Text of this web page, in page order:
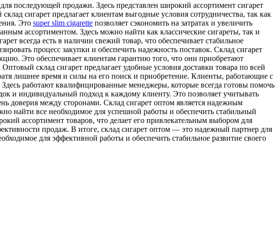
последующей продажи. Здесь представлен широкий ассортимент сигарет
сигарет предлагает клиентам выгодные условия сотрудничества, так как
Это super slim cigarette позволяет сэкономить на затратах и увеличить
ассортиментом. Здесь можно найти как классические сигареты, так и
всегда есть в наличии свежий товар, что обеспечивает стабильное
процесс закупки и обеспечить надежность поставок. Склад сигарет
Это обеспечивает клиентам гарантию того, что они приобретают
склад сигарет предлагает удобные условия доставки товара по всей
лишнее время и силы на его поиск и приобретение. Клиенты, работающие с
работают квалифицированные менеджеры, которые всегда готовы помочь
и индивидуальный подход к каждому клиенту. Это позволяет учитывать
доверия между сторонами. Склад сигарет оптом является надежным
найти все необходимое для успешной работы и обеспечить стабильный
ассортимент товаров, что делает его привлекательным выбором для
продаж. В итоге, склад сигарет оптом — это надежный партнер для
для эффективной работы и обеспечить стабильное развитие своего